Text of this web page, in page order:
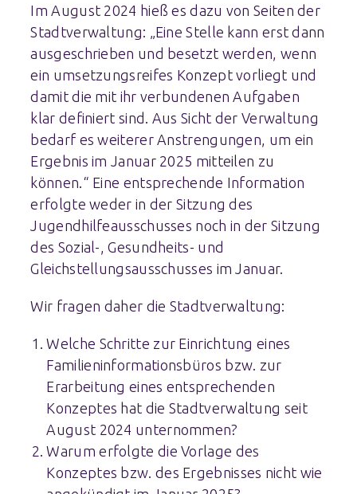
Im August 2024 hieß es dazu von Seiten der
Stadtverwaltung: „Eine Stelle kann erst dann
ausgeschrieben und besetzt werden, wenn
ein umsetzungsreifes Konzept vorliegt und
damit die mit ihr verbundenen Aufgaben
klar definiert sind. Aus Sicht der Verwaltung
bedarf es weiterer Anstrengungen, um ein
Ergebnis im Januar 2025 mitteilen zu
können.“ Eine entsprechende Information
erfolgte weder in der Sitzung des
Jugendhilfeausschusses noch in der Sitzung
des Sozial-, Gesundheits- und
Gleichstellungsausschusses im Januar.
Wir fragen daher die Stadtverwaltung:
Welche Schritte zur Einrichtung eines
Familieninformationsbüros bzw. zur
Erarbeitung eines entsprechenden
Konzeptes hat die Stadtverwaltung seit
August 2024 unternommen?
Warum erfolgte die Vorlage des
Konzeptes bzw. des Ergebnisses nicht wie